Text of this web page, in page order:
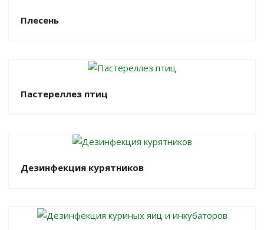
Плесень
Пастереллез птиц
Дезинфекция курятников